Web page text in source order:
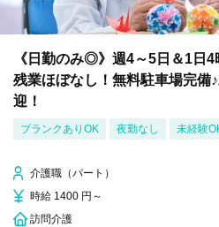
《日勤のみ◎》週4～5日＆1日
残業ほぼなし！無料駐車場完備
迎！
ブランクありOK 夜勤なし 未経験
介護職（パート）
時給 1400 円～
訪問介護